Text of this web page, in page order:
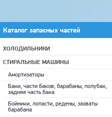
Каталог запасных частей
ХОЛОДИЛЬНИКИ
СТИРАЛЬНЫЕ МАШИНЫ
Амортизаторы
Баки, части баков, барабаны, полубак,
задняя часть бака
Бойники, лопасти, редены, захваты
барабана